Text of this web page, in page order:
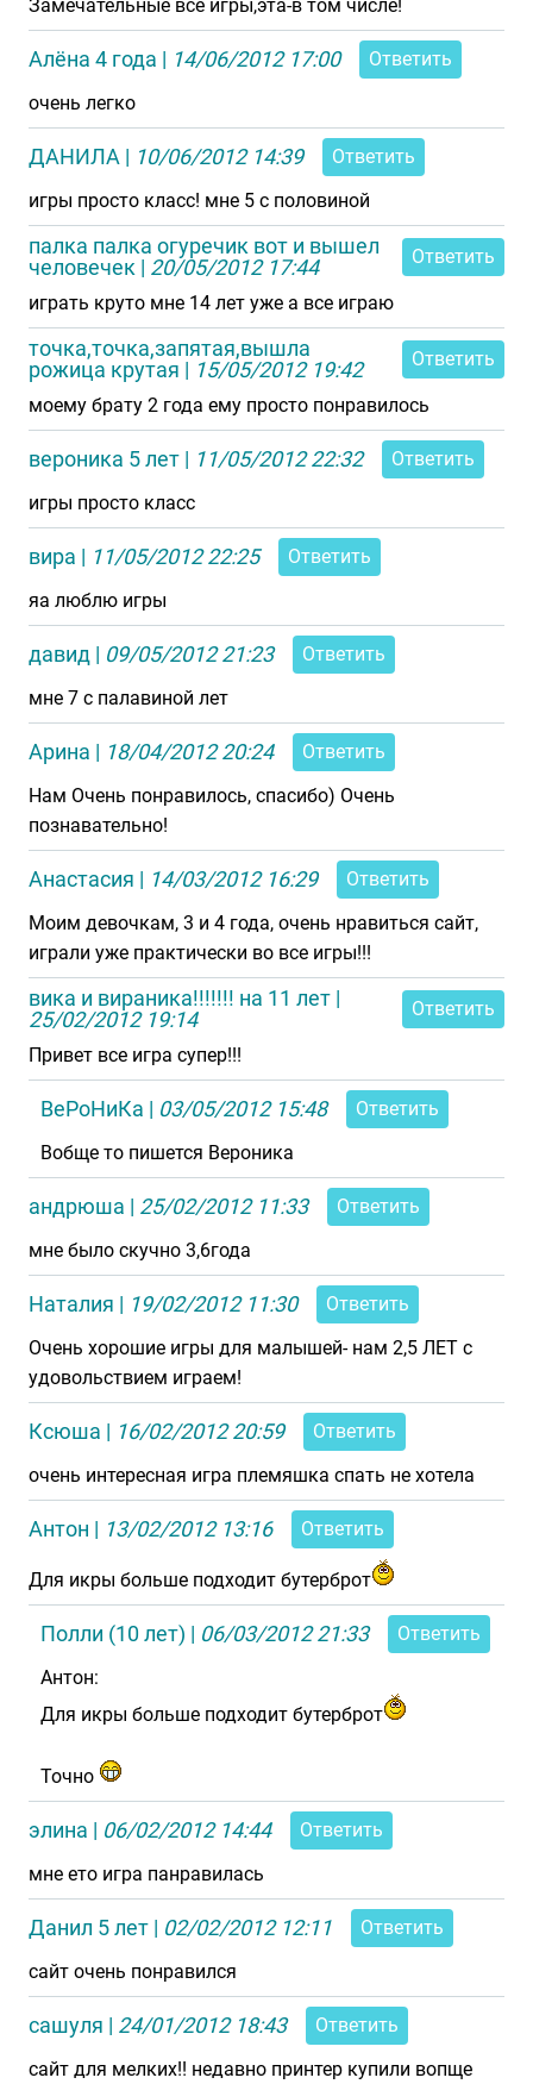
Замечательные все игры,эта-в том числе!
Алёна 4 года | 14/06/2012 17:00
Ответить
очень легко
ДАНИЛА | 10/06/2012 14:39
Ответить
игры просто класс! мне 5 с половиной
палка палка огуречик вот и вышел
человечек | 20/05/2012 17:44 Ответить
играть круто мне 14 лет уже а все играю
точка,точка,запятая,вышла
рожица крутая | 15/05/2012 19:42 Ответить
моему брату 2 года ему просто понравилось
вероника 5 лет | 11/05/2012 22:32
Ответить
игры просто класс
вира | 11/05/2012 22:25
Ответить
яа люблю игры
давид | 09/05/2012 21:23
Ответить
мне 7 с палавиной лет
Арина | 18/04/2012 20:24
Ответить
Нам Очень понравилось, спасибо) Очень
познавательно!
Анастасия | 14/03/2012 16:29
Ответить
Моим девочкам, 3 и 4 года, очень нравиться сайт,
играли уже практически во все игры!!!
вика и вираника!!!!!!! на 11 лет |
25/02/2012 19:14
Ответить
Привет все игра супер!!!
ВеРоНиКа | 03/05/2012 15:48
Ответить
Вобще то пишется Вероника
андрюша | 25/02/2012 11:33
Ответить
мне было скучно 3,6года
Наталия | 19/02/2012 11:30
Ответить
Очень хорошие игры для малышей- нам 2,5 ЛЕТ с
удовольствием играем!
Ксюша | 16/02/2012 20:59
Ответить
очень интересная игра племяшка спать не хотела
Антон | 13/02/2012 13:16 Ответить
Для икры больше подходит бутерброт
Полли (10 лет) | 06/03/2012 21:33
Ответить
Антон:
Для икры больше подходит бутерброт
Точно
элина | 06/02/2012 14:44
Ответить
мне ето игра панравилась
Данил 5 лет | 02/02/2012 12:11
Ответить
сайт очень понравился
сашуля | 24/01/2012 18:43
Ответить
сайт для мелких!! недавно принтер купили вопще